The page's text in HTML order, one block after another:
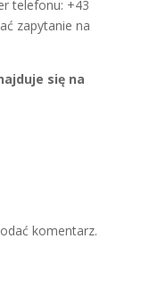
telefonu: +43
zapytanie na
się na
komentarz.